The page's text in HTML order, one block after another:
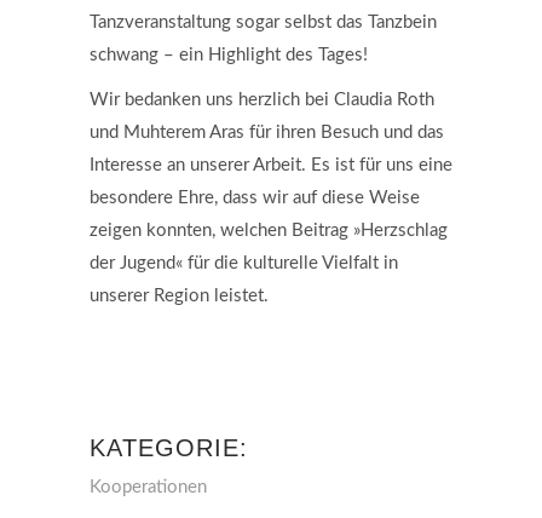
Tanzveranstaltung sogar selbst das Tanzbein
schwang – ein Highlight des Tages!
Wir bedanken uns herzlich bei Claudia Roth
und Muhterem Aras für ihren Besuch und das
Interesse an unserer Arbeit. Es ist für uns eine
besondere Ehre, dass wir auf diese Weise
zeigen konnten, welchen Beitrag »Herzschlag
der Jugend« für die kulturelle Vielfalt in
unserer Region leistet.
KATEGORIE:
Kooperationen